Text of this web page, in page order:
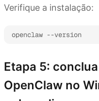
Verifique a instalação:
openclaw --version
Etapa 5:
OpenClaw no